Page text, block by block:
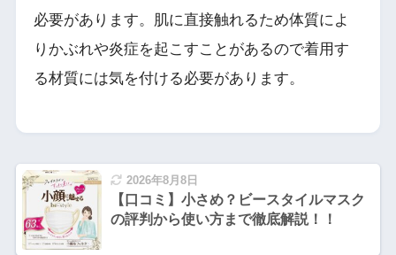
必要があります。肌に直接触れるため体質によ
りかぶれや炎症を起こすことがあるので着用す
る材質には気を付ける必要があります。
2026年8月8日
【口コミ】小さめ？ビースタイルマスク
の評判から使い方まで徹底解説！！